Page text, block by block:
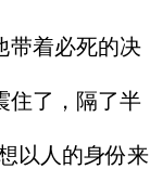
带着必死的决
住了，隔了半
以人的身份来